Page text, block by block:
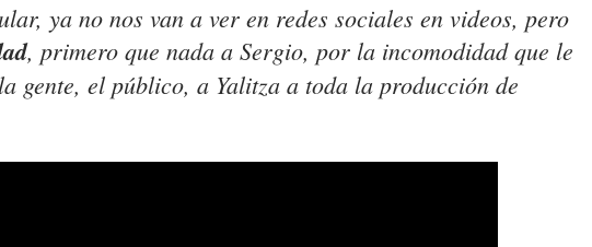
ya no nos van a ver en redes sociales en videos, pero
, primero que nada a Sergio, por la incomodidad que le
gente, el público, a Yalitza a toda la producción de